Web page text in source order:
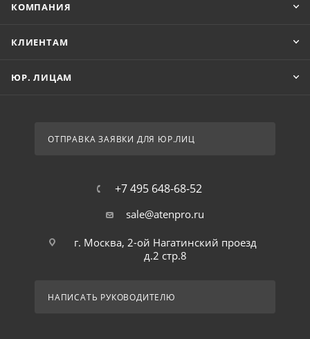
КОМПАНИЯ
КЛИЕНТАМ
ЮР. ЛИЦАМ
ОТПРАВКА ЗАЯВКИ ДЛЯ ЮР.ЛИЦ
+7 495 648-68-52
sale@atenpro.ru
г. Москва, 2-ой Нагатинский проезд
д.2 стр.8
НАПИСАТЬ РУКОВОДИТЕЛЮ